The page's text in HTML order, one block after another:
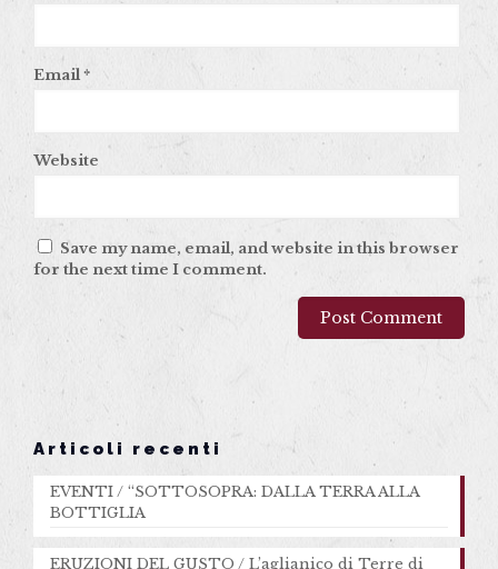
Email*
Website
Save my name, email, and website in this browser
for the next time I comment.
Articoli recenti
EVENTI / “SOTTOSOPRA: DALLA TERRA ALLA
BOTTIGLIA
ERUZIONI DEL GUSTO / L’aglianico di Terre di